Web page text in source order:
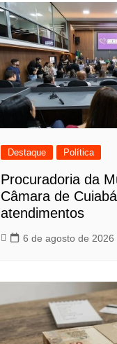
Destaque Política
Procuradoria da
Câmara de
atendimentos
6 de agosto de 2026